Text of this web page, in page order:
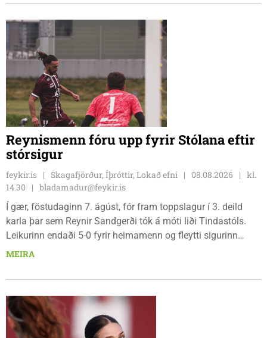
Reynismenn fóru upp fyrir Stólana eftir
stórsigur
feykir.is Skagafjörður, Íþróttir, Lokað efni 08.08.2026
kl.
14.30
bladamadur@feykir.is
Í gær, föstudaginn 7. ágúst, fór fram toppslagur í 3. deild
karla þar sem Reynir Sandgerði tók á móti liði Tindastóls.
Leikurinn endaði 5-0 fyrir heimamenn og fleytti sigurinn
Reynismönnum á topp deildarinnar en Stólunum í annað
leiknum.
MEIRA